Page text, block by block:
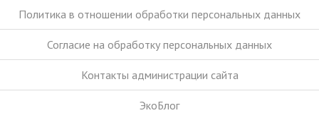
Политика в отношении обработки персональных данных
Согласие на обработку персональных данных
Контакты администрации сайта
ЭкоБлог